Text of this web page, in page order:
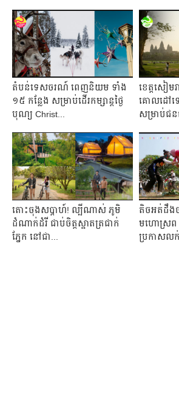
តំបន់ទេសចរណ៍ ពេញនិយម ទាំង
១៥ កន្លែង សម្រាប់ដើរកម្សាន្តថ្ងៃ
បុណ្យ Christ...
ខេត្តសៀម
គោលដៅទ
សម្រាប់ជន
តោះចុងសប្ដាហ៍! ល្បីណាស់ ភូមិ
ដំណាក់ដំរី ជាប់ចិត្តស្អាតត្រជាក់
ភ្នែក នៅជា...
តិចអត់ដឹងចុ
មហោស្រព
ប្រកាសល